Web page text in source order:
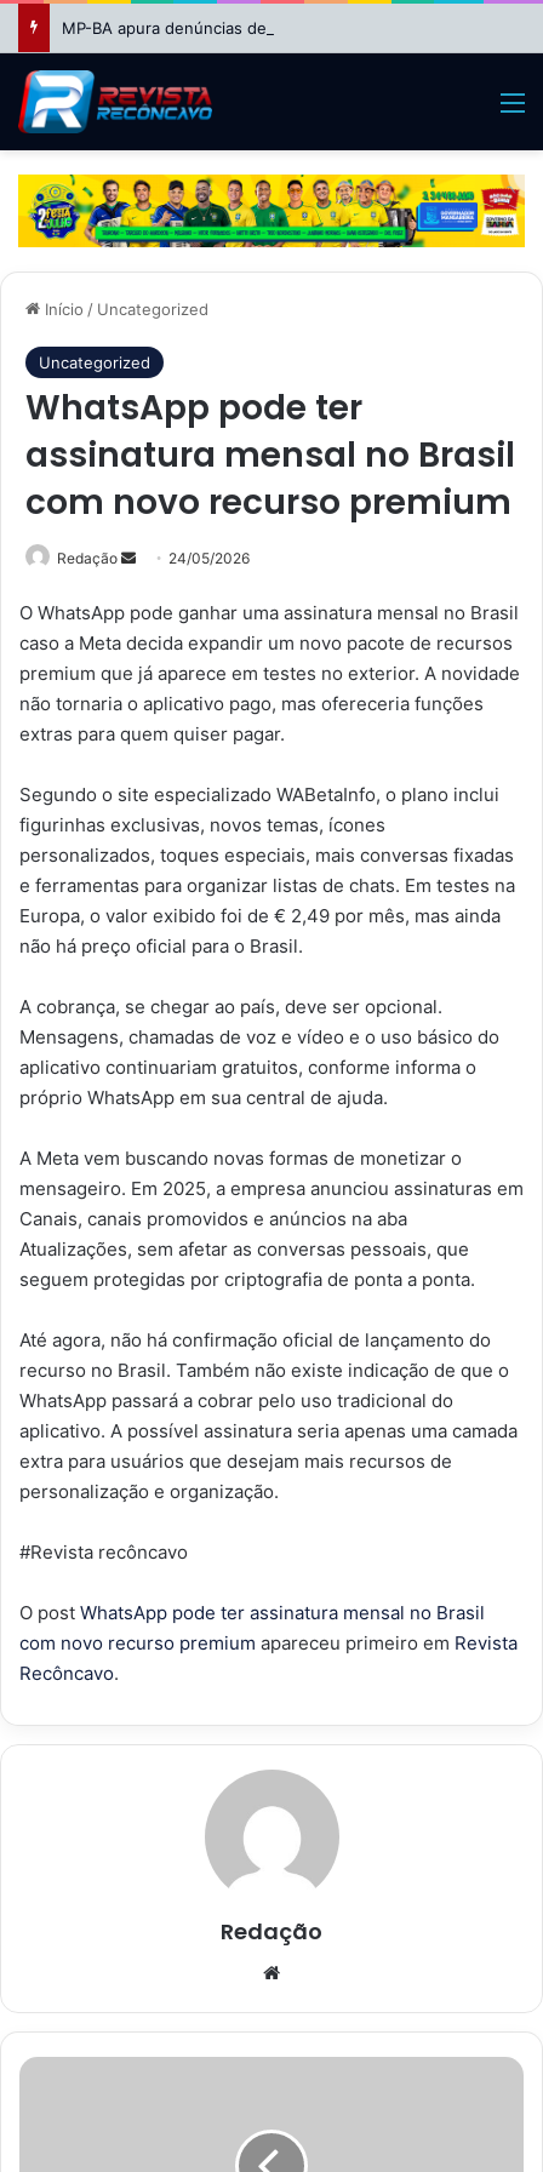
Início / Uncategorized
Uncategorized
WhatsApp pode ter
assinatura mensal no Brasil
com novo recurso premium
Redação
Mande
e-
mail
24/05/2026
O WhatsApp pode ganhar uma assinatura mensal no Brasil
caso a Meta decida expandir um novo pacote de recursos
premium que já aparece em testes no exterior. A novidade
não tornaria o aplicativo pago, mas ofereceria funções
extras para quem quiser pagar.
Segundo o site especializado WABetaInfo, o plano inclui
figurinhas exclusivas, novos temas, ícones
personalizados, toques especiais, mais conversas fixadas
e ferramentas para organizar listas de chats. Em testes na
Europa, o valor exibido foi de € 2,49 por mês, mas ainda
não há preço oficial para o Brasil.
A cobrança, se chegar ao país, deve ser opcional.
Mensagens, chamadas de voz e vídeo e o uso básico do
aplicativo continuariam gratuitos, conforme informa o
próprio WhatsApp em sua central de ajuda.
A Meta vem buscando novas formas de monetizar o
mensageiro. Em 2025, a empresa anunciou assinaturas em
Canais, canais promovidos e anúncios na aba
Atualizações, sem afetar as conversas pessoais, que
seguem protegidas por criptografia de ponta a ponta.
Até agora, não há confirmação oficial de lançamento do
recurso no Brasil. Também não existe indicação de que o
WhatsApp passará a cobrar pelo uso tradicional do
aplicativo. A possível assinatura seria apenas uma camada
extra para usuários que desejam mais recursos de
personalização e organização.
#Revista recôncavo
O post WhatsApp pode ter assinatura mensal no Brasil
com novo recurso premium apareceu primeiro em Revista
Recôncavo.
Redação
Tentativa